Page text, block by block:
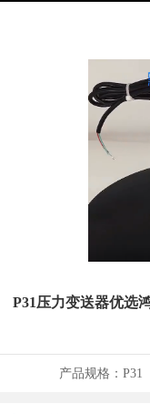
P31压力变送器优选
产品规格： P31